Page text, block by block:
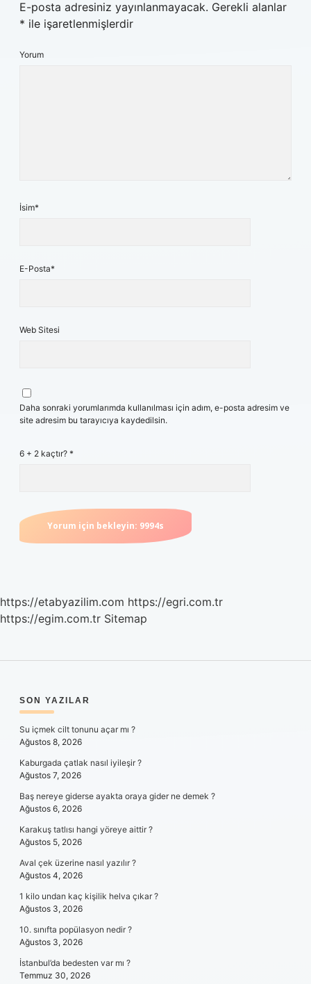
E-posta adresiniz yayınlanmayacak. Gerekli alanlar
* ile işaretlenmişlerdir
Yorum
İsim*
E-Posta*
Web Sitesi
Daha sonraki yorumlarımda kullanılması için adım, e-posta adresim ve
site adresim bu tarayıcıya kaydedilsin.
6 + 2 kaçtır? *
https://etabyazilim.com https://egri.com.tr
https://egim.com.tr Sitemap
SIDEBAR
SON YAZILAR
Su içmek cilt tonunu açar mı ?
Ağustos 8, 2026
Kaburgada çatlak nasıl iyileşir ?
Ağustos 7, 2026
Baş nereye giderse ayakta oraya gider ne demek ?
Ağustos 6, 2026
Karakuş tatlısı hangi yöreye aittir ?
Ağustos 5, 2026
Aval çek üzerine nasıl yazılır ?
Ağustos 4, 2026
1 kilo undan kaç kişilik helva çıkar ?
Ağustos 3, 2026
10. sınıfta popülasyon nedir ?
Ağustos 3, 2026
İstanbul’da bedesten var mı ?
Temmuz 30, 2026